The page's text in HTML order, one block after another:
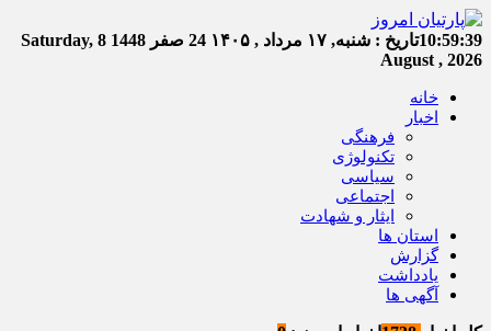
10:59:40تاریخ : شنبه, ۱۷ مرداد , ۱۴۰۵ 24 صفر 1448
Saturday, 8
August , 2026
خانه
اخبار
فرهنگی
تکنولوژی
سیاسی
اجتماعی
ایثار و شهادت
استان ها
گزارش
یادداشت
آگهی ها